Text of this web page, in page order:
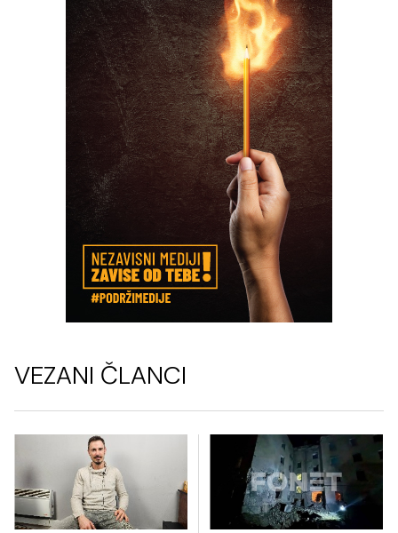
VEZANI ČLANCI